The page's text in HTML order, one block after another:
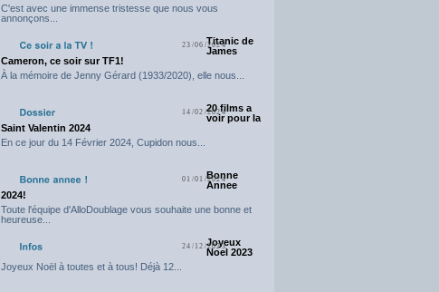
C'est avec une immense tristesse que nous vous
annonçons...
23/06/2024Titanic de
James
Cameron, ce soir sur TF1!
À la mémoire de Jenny Gérard (1933/2020), elle nous...
14/02/202420 films a
voir pour la
Saint Valentin 2024
En ce jour du 14 Février 2024, Cupidon nous...
01/01/2024
Bonne
Annee
2024!
Toute l'équipe d'AlloDoublage vous souhaite une bonne et
heureuse...
24/12/2023
Joyeux
Noel 2023
Joyeux Noël à toutes et à tous! Déjà 12...